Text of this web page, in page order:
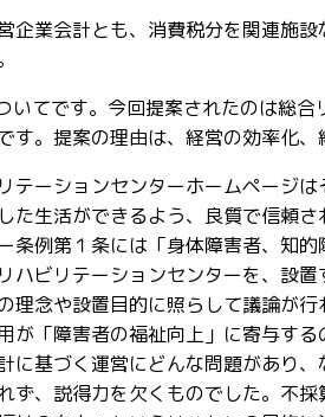
企業会計とも、消費税分を関連施
いてです。今回提案されたのは総
す。提案の理由は、経営の効率化、
テーションセンターホームページ
た生活ができるよう、良質で信頼
条例第１条には「身体障害者、知
ハビリテーションセンターを、設
理念や設置目的に照らして議論が
が「障害者の福祉向上」に寄与す
に基づく運営にどんな問題があり
ず、説得力を欠くものでした。不